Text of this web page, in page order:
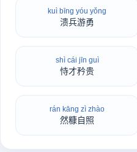
kuì bīng yóu yǒng
溃兵游勇
shì cái jīn guì
恃才矜贵
rán kāng zì zhào
然糠自照